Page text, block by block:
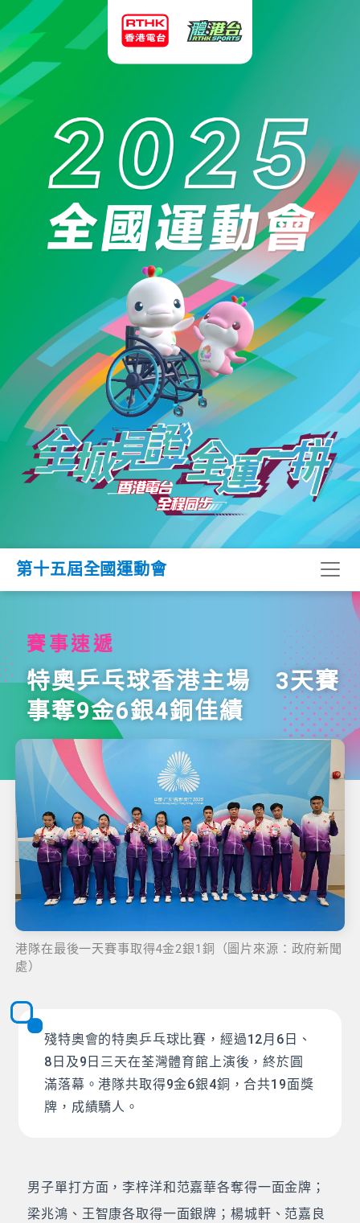
第十五屆全國運動會
賽事速遞
特奧乒乓球香港主場 3天賽
事奪9金6銀4銅佳績
港隊在最後一天賽事取得4金2銀1銅（圖片來源：政府新聞
處）
殘特奧會的特奧乒乓球比賽，經過12月6日、
8日及9日三天在荃灣體育館上演後，終於圓
滿落幕。港隊共取得9金6銀4銅，合共19面獎
牌，成績驕人。
男子單打方面，李梓洋和范嘉華各奪得一面金牌；
梁兆鴻、王智康各取得一面銀牌；楊城軒、范嘉良